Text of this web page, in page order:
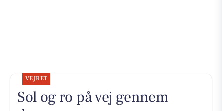
VEJRET
Sol og ro på vej gennem